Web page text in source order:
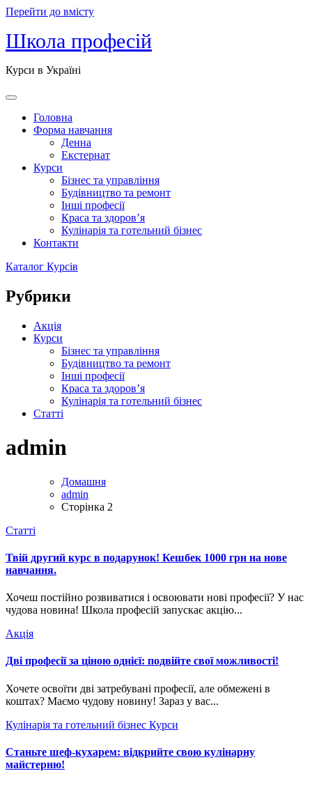
Перейти до вмісту
Школа професій
Курси в Україні
Головна
Форма навчання
Денна
Екстернат
Курси
Бізнес та управління
Будівництво та ремонт
Інші професії
Краса та здоров’я
Кулінарія та готельний бізнес
Контакти
Каталог Курсів
Рубрики
Акція
Курси
Бізнес та управління
Будівництво та ремонт
Інші професії
Краса та здоров’я
Кулінарія та готельний бізнес
Статті
admin
Домашня
admin
Сторінка 2
Статті
Твій другий курс в подарунок! Кешбек 1000 грн на нове
навчання.
Хочеш постійно розвиватися і освоювати нові професії? У нас
чудова новина! Школа професій запускає акцію...
Акція
Дві професії за ціною однієї: подвійте свої можливості!
Хочете освоїти дві затребувані професії, але обмежені в
коштах? Маємо чудову новину! Зараз у вас...
Кулінарія та готельний бізнес Курси
Станьте шеф-кухарем: відкрийте свою кулінарну
майстерню!